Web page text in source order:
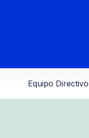
Equipo Directivo